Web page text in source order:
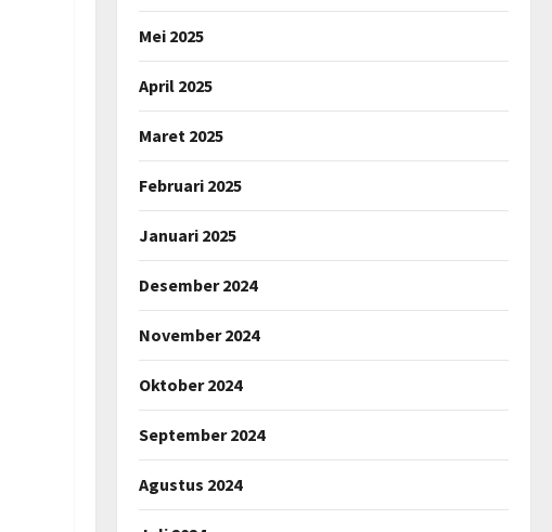
Mei 2025
April 2025
Maret 2025
Februari 2025
Januari 2025
Desember 2024
November 2024
Oktober 2024
September 2024
Agustus 2024